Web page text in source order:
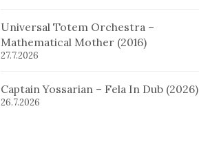
Universal Totem Orchestra –
Mathematical Mother (2016)
27.7.2026
Captain Yossarian – Fela In Dub (2026)
26.7.2026